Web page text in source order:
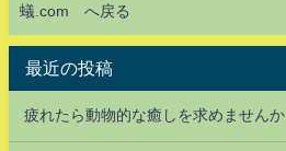
蟻.com へ戻る
最近の投稿
疲れたら動物的な癒しを求めませんか